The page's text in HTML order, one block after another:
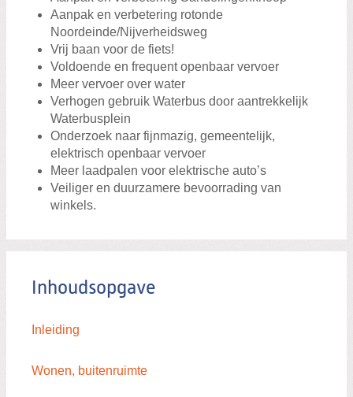
Aanpak en verbetering rotonde
Noordeinde/Nijverheidsweg
Vrij baan voor de fiets!
Voldoende en frequent openbaar vervoer
Meer vervoer over water
Verhogen gebruik Waterbus door aantrekkelijk
Waterbusplein
Onderzoek naar fijnmazig, gemeentelijk,
elektrisch openbaar vervoer
Meer laadpalen voor elektrische auto’s
Veiliger en duurzamere bevoorrading van
winkels.
Inhoudsopgave
Inleiding
Wonen, buitenruimte